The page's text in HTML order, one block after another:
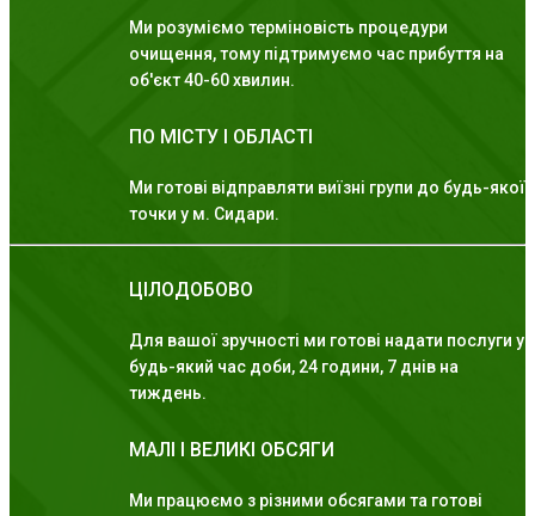
Ми розуміємо терміновість процедури
очищення, тому підтримуємо час прибуття на
об'єкт 40-60 хвилин.
ПО МІСТУ І ОБЛАСТІ
Ми готові відправляти виїзні групи до будь-якої
точки у м. Сидари.
ЦІЛОДОБОВО
Для вашої зручності ми готові надати послуги у
будь-який час доби, 24 години, 7 днів на
тиждень.
МАЛІ І ВЕЛИКІ ОБСЯГИ
Ми працюємо з різними обсягами та готові